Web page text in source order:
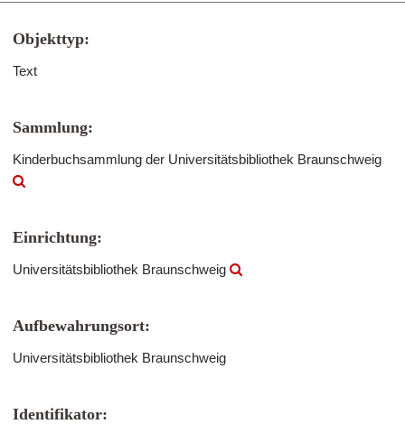
Objekttyp:
Text
Sammlung:
Kinderbuchsammlung der Universitätsbibliothek Braunschweig
Einrichtung:
Universitätsbibliothek Braunschweig
Aufbewahrungsort:
Universitätsbibliothek Braunschweig
Identifikator: